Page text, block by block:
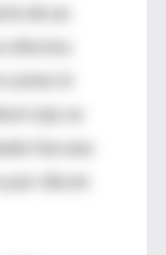
de un
efectos
como in
rojo se
fue una
día en